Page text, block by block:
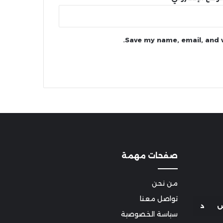
Save my name, email,
د
صفحات مهمة
من نحن
تواصل معنا
سياسة الخصوصية